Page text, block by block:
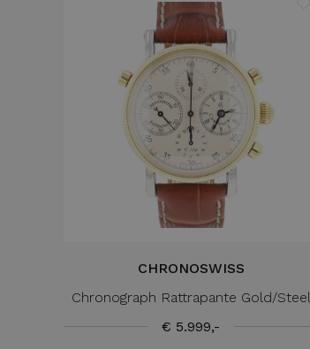
CHRONOSWISS
Chronograph Rattrapante Gold/Steel
€ 5.999,-